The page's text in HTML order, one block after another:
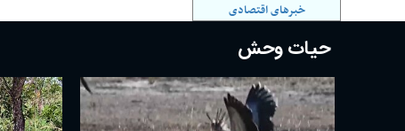
خبرهای اقتصادی
حیات وحش